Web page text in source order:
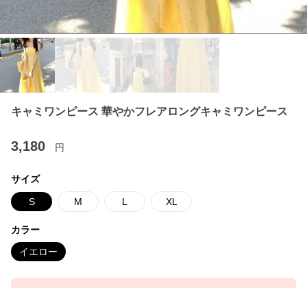
キャミワンピース 華やかフレアロングキャミワンピース
3,180 円
サイズ
S M L XL
カラー
イエロー